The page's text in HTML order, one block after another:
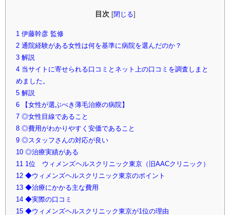
目次 閉じる
1 伊藤幹彦 監修
2 通院経験がある女性は何を基準に病院を選んだのか？
3 解説
4 当サイトに寄せられる口コミとネット上の口コミを調査しまと
めました。
5 解説
6 【女性が選ぶべき薄毛治療の病院】
7 ◎女性目線であること
8 ◎費用がわかりやすく安価であること
9 ◎スタッフさんの対応が良い
10 ◎治療実績がある
11 1位 ウィメンズヘルスクリニック東京（旧AACクリニック）
12 ◆ウィメンズヘルスクリニック東京のポイント
13 ◆治療にかかる主な費用
14 ◆実際の口コミ
15 ◆ウィメンズヘルスクリニック東京が1位の理由